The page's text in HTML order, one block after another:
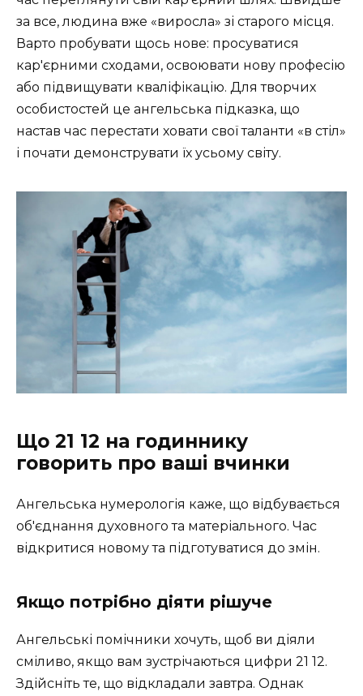
за все, людина вже «виросла» зі старого місця.
Варто пробувати щось нове: просуватися
кар'єрними сходами, освоювати нову професію
або підвищувати кваліфікацію. Для творчих
особистостей це ангельська підказка, що
настав час перестати ховати свої таланти «в стіл»
і почати демонструвати їх усьому світу.
Що 21 12 на годиннику
говорить про ваші вчинки
Ангельська нумерологія каже, що відбувається
об'єднання духовного та матеріального. Час
відкритися новому та підготуватися до змін.
Якщо потрібно діяти рішуче
Ангельські помічники хочуть, щоб ви діяли
сміливо, якщо вам зустрічаються цифри 21 12.
Здійсніть те, що відкладали завтра. Однак